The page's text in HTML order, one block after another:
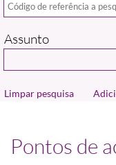
Assunto
Pontos de